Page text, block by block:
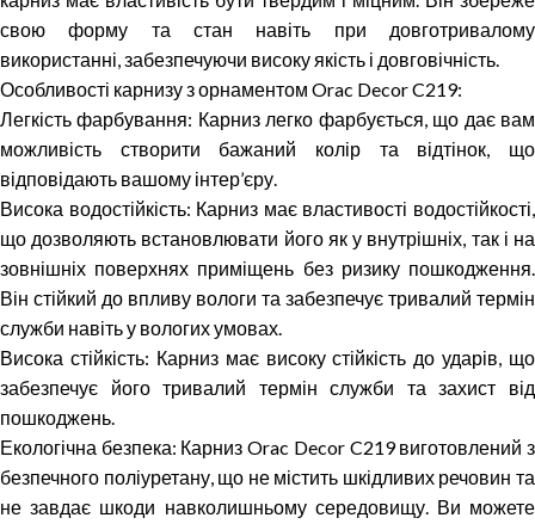
свою форму та стан навіть при довготривалому
використанні, забезпечуючи високу якість і довговічність.
Особливості карнизу з орнаментом Orac Decor C219:
Легкість фарбування: Карниз легко фарбується, що дає вам
можливість створити бажаний колір та відтінок, що
відповідають вашому інтер’єру.
Висока водостійкість: Карниз має властивості водостійкості,
що дозволяють встановлювати його як у внутрішніх, так і на
зовнішніх поверхнях приміщень без ризику пошкодження.
Він стійкий до впливу вологи та забезпечує тривалий термін
служби навіть у вологих умовах.
Висока стійкість: Карниз має високу стійкість до ударів, що
забезпечує його тривалий термін служби та захист від
пошкоджень.
Екологічна безпека: Карниз Orac Decor C219 виготовлений з
безпечного поліуретану, що не містить шкідливих речовин та
не завдає шкоди навколишньому середовищу. Ви можете